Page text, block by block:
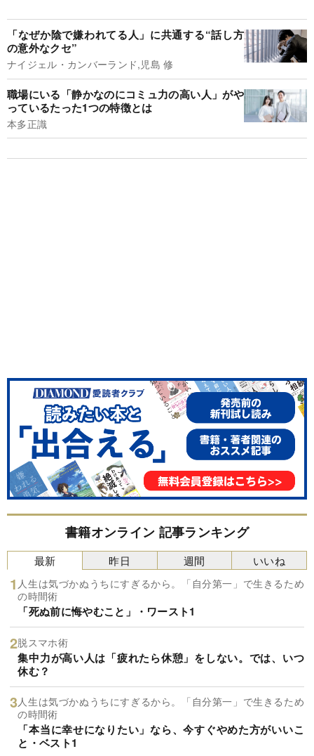
「なぜか陰で嫌われてる人」に共通する“話し方
の意外なクセ”
ナイジェル・カンバーランド,児島 修
職場にいる「静かなのにコミュ力の高い人」がや
っているたった1つの特徴とは
本多正識
書籍オンライン 記事ランキング
最新
人生は気づかぬうちにすぎるから。「自分第一」で生きるため
の時間術
「死ぬ前に悔やむこと」・ワースト1
脱スマホ術
集中力が高い人は「疲れたら休憩」をしない。では、いつ
休む？
人生は気づかぬうちにすぎるから。「自分第一」で生きるため
の時間術
「本当に幸せになりたい」なら、今すぐやめた方がいいこ
と・ベスト1
昨日 週間 いいね